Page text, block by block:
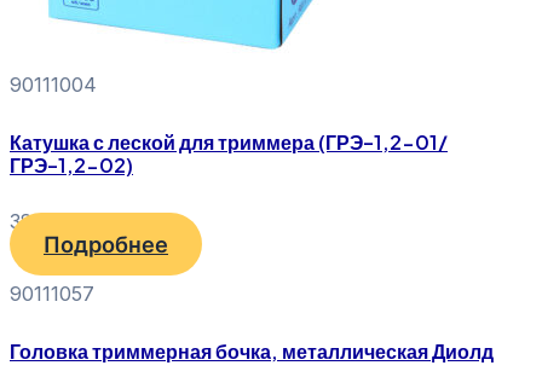
90111004
Катушка с леской для триммера (ГРЭ-1,2-01/
ГРЭ-1,2-02)
380
Подробнее
90111057
Головка триммерная бочка, металлическая Диолд